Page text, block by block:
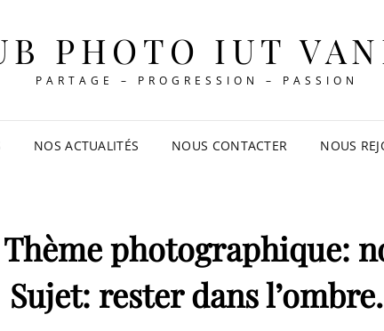
PHOTO IUT
PARTAGE – PROGRESSION – PASSION
NOS ACTUALITÉS NOUS CONTACTER NOUS
photographique:
Sujet: rester dans l’ombre.